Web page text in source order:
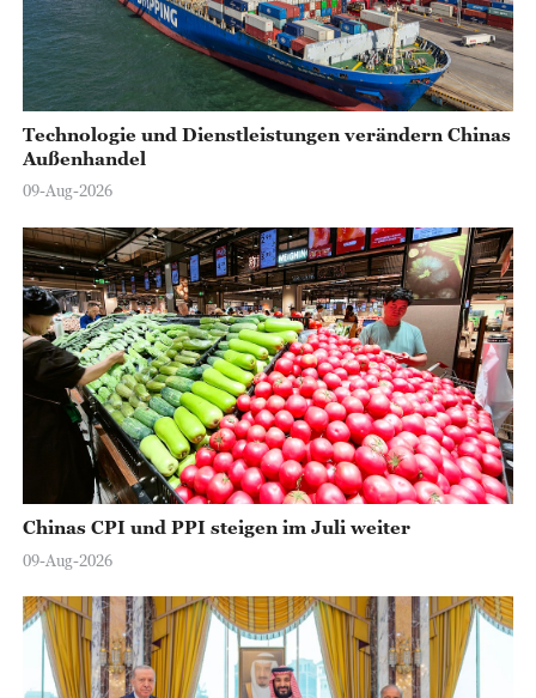
Technologie und Dienstleistungen verändern Chinas
Außenhandel
09-Aug-2026
Chinas CPI und PPI steigen im Juli weiter
09-Aug-2026